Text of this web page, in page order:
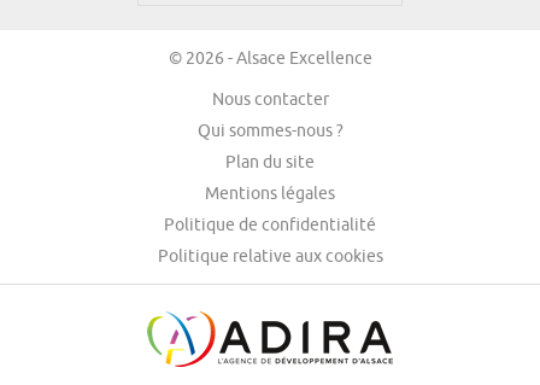
© 2026 - Alsace Excellence
Nous contacter
Qui sommes-nous ?
Plan du site
Mentions légales
Politique de confidentialité
Politique relative aux cookies